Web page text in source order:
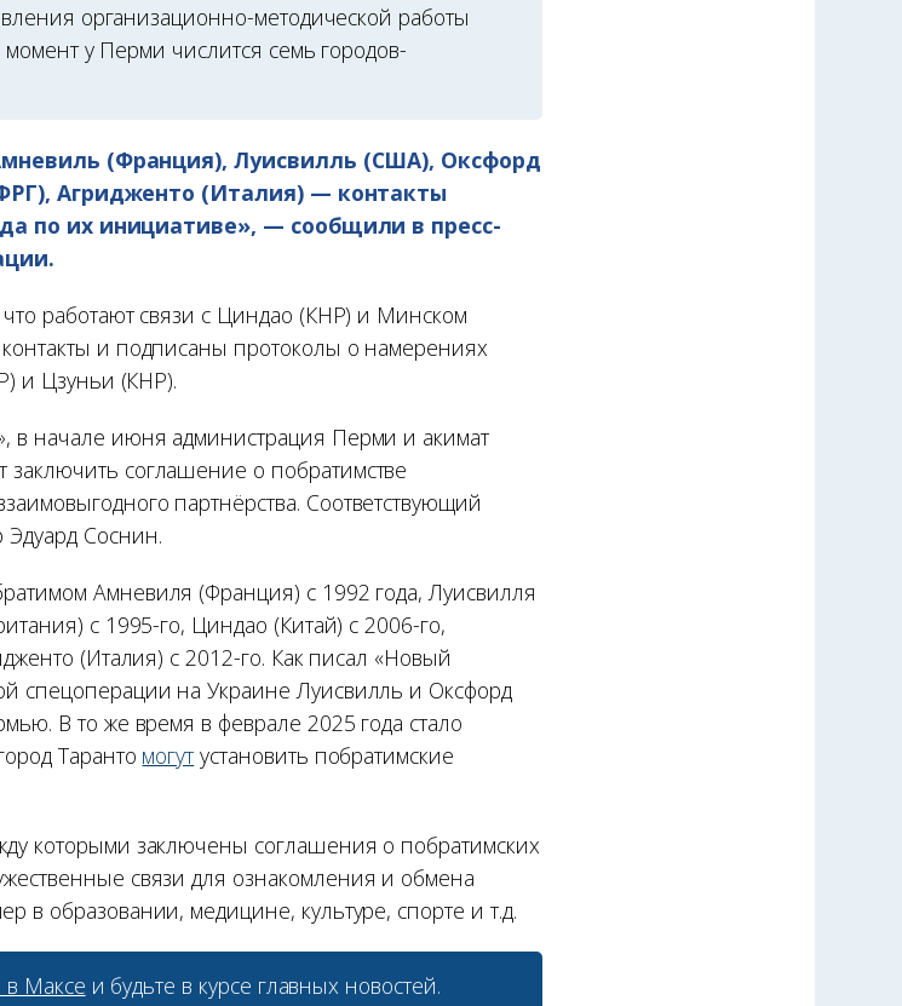
организационно-методической работы
у Перми числится семь городов-
(Франция), Луисвилль (США), Оксфорд
Агридженто (Италия) — контакты
по их инициативе», — сообщили в пресс-
работают связи с Циндао (КНР) и Минском
и подписаны протоколы о намерениях
и Цзуньи (КНР).
в начале июня администрация Перми и акимат
заключить соглашение о побратимстве
партнёрства. Соответствующий
Эдуард Соснин.
Амневиля (Франция) с 1992 года, Луисвилля
с 1995-го, Циндао (Китай) с 2006-го,
(Италия) с 2012-го. Как писал «Новый
спецоперации на Украине Луисвилль и Оксфорд
В то же время в феврале 2025 года стало
Таранто могут установить побратимские
которыми заключены соглашения о побратимских
связи для ознакомления и обмена
в образовании, медицине, культуре, спорте и т.д.
в Максе и будьте в курсе главных новостей.